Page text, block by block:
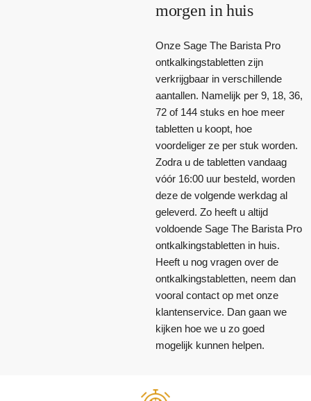
morgen in huis
Onze Sage The Barista Pro
ontkalkingstabletten zijn
verkrijgbaar in verschillende
aantallen. Namelijk per 9, 18, 36,
72 of 144 stuks en hoe meer
tabletten u koopt, hoe
voordeliger ze per stuk worden.
Zodra u de tabletten vandaag
vóór 16:00 uur besteld, worden
deze de volgende werkdag al
geleverd. Zo heeft u altijd
voldoende Sage The Barista Pro
ontkalkingstabletten in huis.
Heeft u nog vragen over de
ontkalkingstabletten, neem dan
vooral contact op met onze
klantenservice. Dan gaan we
kijken hoe we u zo goed
mogelijk kunnen helpen.